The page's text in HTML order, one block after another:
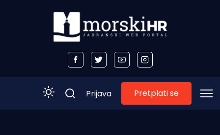
Prijava Pretplati se